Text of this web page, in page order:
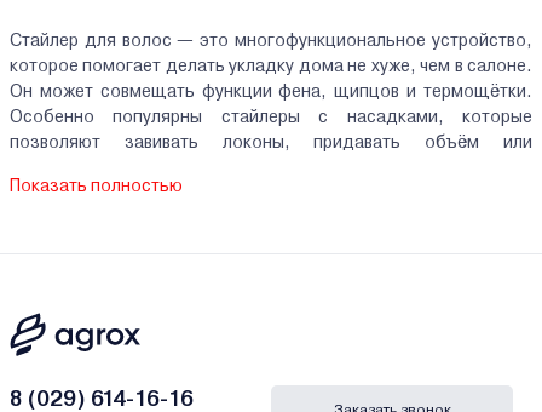
Стайлер для волос — это многофункциональное устройство,
которое помогает делать укладку дома не хуже, чем в салоне.
Он может совмещать функции фена, щипцов и термощётки.
Особенно популярны стайлеры с насадками, которые
позволяют завивать локоны, придавать объём или
фен-стайлер для волос с мягким обдувом и несколькими
режимами температуры. Среди популярных моделей — Dyson
бережную укладку. Он подойдёт тем, кто ищет премиальное
Показать полностью
8 (029) 614-16-16